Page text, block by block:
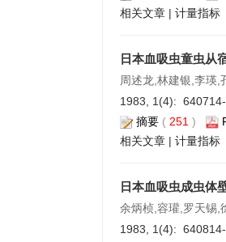
相关文章 | 计量指标
日本血吸虫童虫从
周述龙,林建银,李瑛,
1983, 1(4):
摘要 ( 251 )
相关文章 | 计量指标
日本血吸虫成虫体
余炳桢,容瓘,罗天锡,
1983, 1(4):